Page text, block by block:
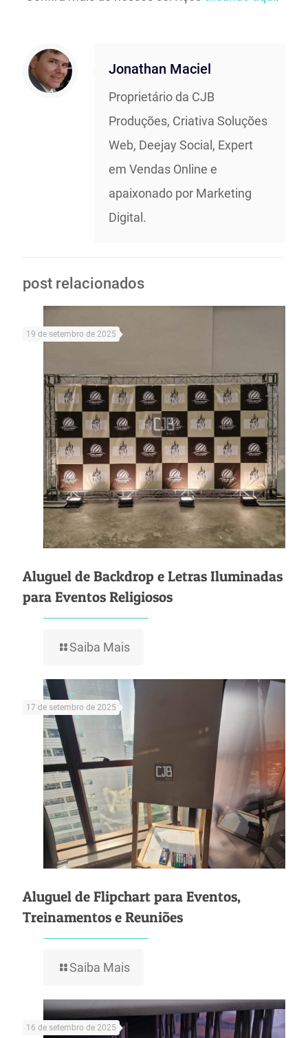
Jonathan Maciel
Proprietário da CJB
Produções, Criativa Soluções
Web, Deejay Social, Expert
em Vendas Online e
apaixonado por Marketing
Digital.
post relacionados
19 de setembro de 2025
Aluguel de Backdrop e Letras Iluminadas
para Eventos Religiosos
Saiba Mais
17 de setembro de 2025
Aluguel de Flipchart para Eventos,
Treinamentos e Reuniões
Saiba Mais
16 de setembro de 2025